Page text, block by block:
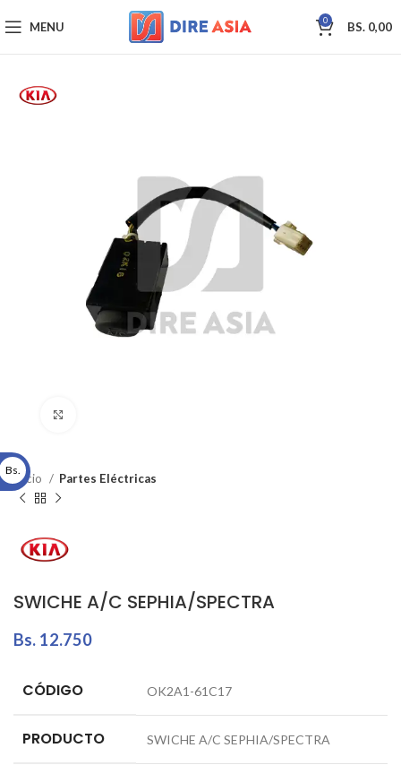
MENU 0 BS. 0,00
Inicio Partes Eléctricas
SWICHE A/C SEPHIA/SPECTRA
Bs. 12.750
CÓDIGO OK2A1-61C17
PRODUCTO SWICHE A/C SEPHIA/SPECTRA
Bs.